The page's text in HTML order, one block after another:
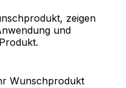
zeigen
und
Wunschprodukt